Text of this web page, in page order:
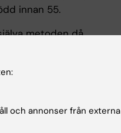
innan 55.
metoden då,
och Jonas
då tänkte
Och det
ut i mänskliga
och annonser från externa